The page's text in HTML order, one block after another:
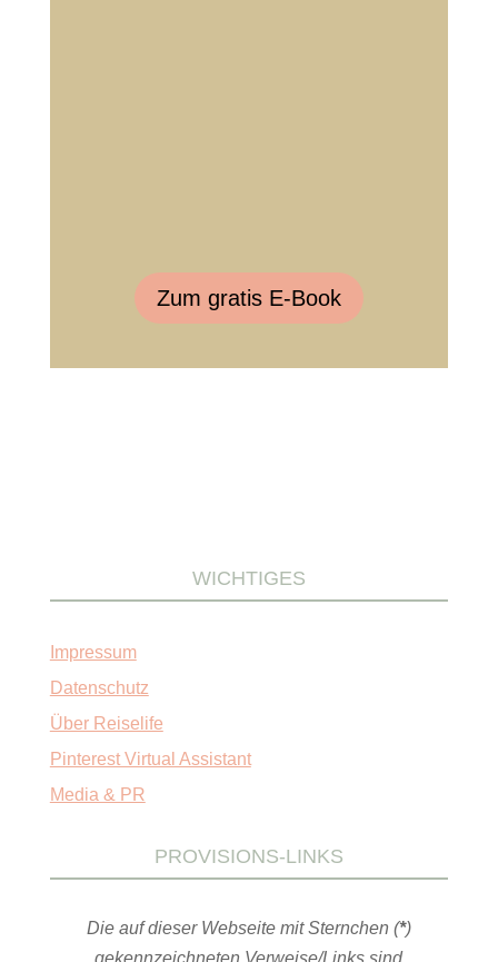
Zum gratis E-Book
WICHTIGES
Impressum
Datenschutz
Über Reiselife
Pinterest Virtual Assistant
Media & PR
PROVISIONS-LINKS
Die auf dieser Webseite mit Sternchen (*)
gekennzeichneten Verweise/Links sind